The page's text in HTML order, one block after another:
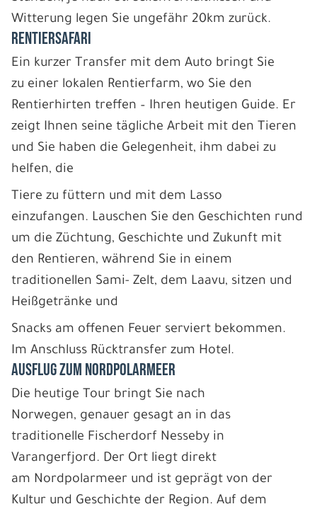
Witterung legen Sie ungefähr 20km zurück.
RENTIERSAFARI
Ein kurzer Transfer mit dem Auto bringt Sie
zu einer lokalen Rentierfarm, wo Sie den
Rentierhirten treffen – Ihren heutigen Guide. Er
zeigt Ihnen seine tägliche Arbeit mit den Tieren
und Sie haben die Gelegenheit, ihm dabei zu
helfen, die
Tiere zu füttern und mit dem Lasso
einzufangen. Lauschen Sie den Geschichten rund
um die Züchtung, Geschichte und Zukunft mit
den Rentieren, während Sie in einem
traditionellen Sami- Zelt, dem Laavu, sitzen und
Heißgetränke und
Snacks am offenen Feuer serviert bekommen.
Im Anschluss Rücktransfer zum Hotel.
AUSFLUG ZUM NORDPOLARMEER
Die heutige Tour bringt Sie nach
Norwegen, genauer gesagt an in das
traditionelle Fischerdorf Nesseby in
Varangerfjord. Der Ort liegt direkt
am Nordpolarmeer und ist geprägt von der
Kultur und Geschichte der Region. Auf dem